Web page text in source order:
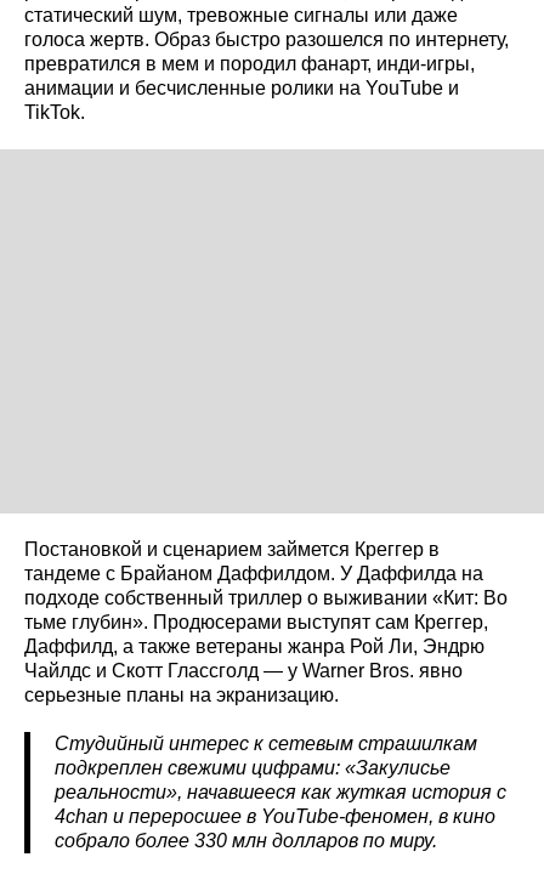
статический шум, тревожные сигналы или даже
голоса жертв. Образ быстро разошелся по интернету,
превратился в мем и породил фанарт, инди‑игры,
анимации и бесчисленные ролики на YouTube и
TikTok.
Постановкой и сценарием займется Креггер в
тандеме с Брайаном Даффилдом. У Даффилда на
подходе собственный триллер о выживании «Кит: Во
тьме глубин». Продюсерами выступят сам Креггер,
Даффилд, а также ветераны жанра Рой Ли, Эндрю
Чайлдс и Скотт Глассголд — у Warner Bros. явно
серьезные планы на экранизацию.
Студийный интерес к сетевым страшилкам
подкреплен свежими цифрами: «Закулисье
реальности», начавшееся как жуткая история с
4chan и переросшее в YouTube‑феномен, в кино
собрало более 330 млн долларов по миру.